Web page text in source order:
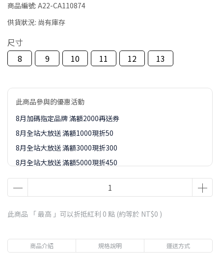
商品編號: A22-CA110874
供貨狀況: 尚有庫存
尺寸
8
9 10 11 12 13
此商品參與的優惠活動
8月加碼指定品牌 滿額2000再送券
8月全站大放送 滿額1000現折50
8月全站大放送 滿額3000現折300
8月全站大放送 滿額5000現折450
8月全站大放送 滿額8000現折888
此商品 「 最高 」可以折抵紅利 0 點 (約等於 NT$0 )
商品介紹 規格說明 運送方式